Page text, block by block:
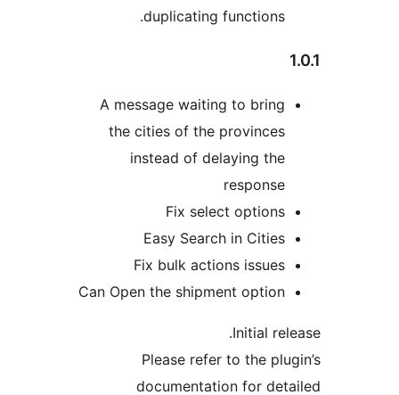
duplicating functions.
A message waiting to bring
the cities of the provinces
instead of delaying the
Fix select options
Easy Search in Cities
Fix bulk actions issues
Can Open the shipment option
Please refer to the
documentation for